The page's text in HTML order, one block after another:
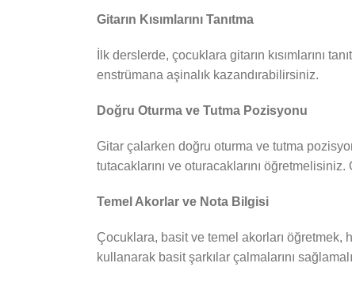
Gitarın Kısımlarını Tanıtma
İlk derslerde, çocuklara gitarın kısımlarını
enstrümana aşinalık kazandırabilirsiniz.
Doğru Oturma ve Tutma Pozisyonu
Gitar çalarken doğru oturma ve tutma
tutacaklarını ve oturacaklarını öğretmelisiniz.
Temel Akorlar ve Nota Bilgisi
Çocuklara, basit ve temel akorları öğretmek,
kullanarak basit şarkılar çalmalarını